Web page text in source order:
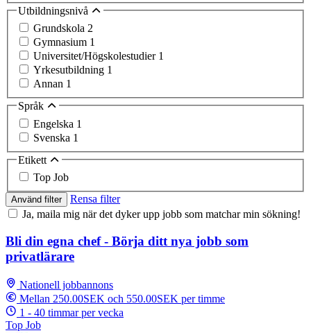
Utbildningsnivå
Grundskola 2
Gymnasium 1
Universitet/Högskolestudier 1
Yrkesutbildning 1
Annan 1
Språk
Engelska 1
Svenska 1
Etikett
Top Job
Använd filter
Rensa filter
Ja, maila mig när det dyker upp jobb som matchar min sökning!
Bli din egna chef - Börja ditt nya jobb som
privatlärare
Nationell jobbannons
Mellan 250.00SEK och 550.00SEK per timme
1 - 40 timmar per vecka
Top Job